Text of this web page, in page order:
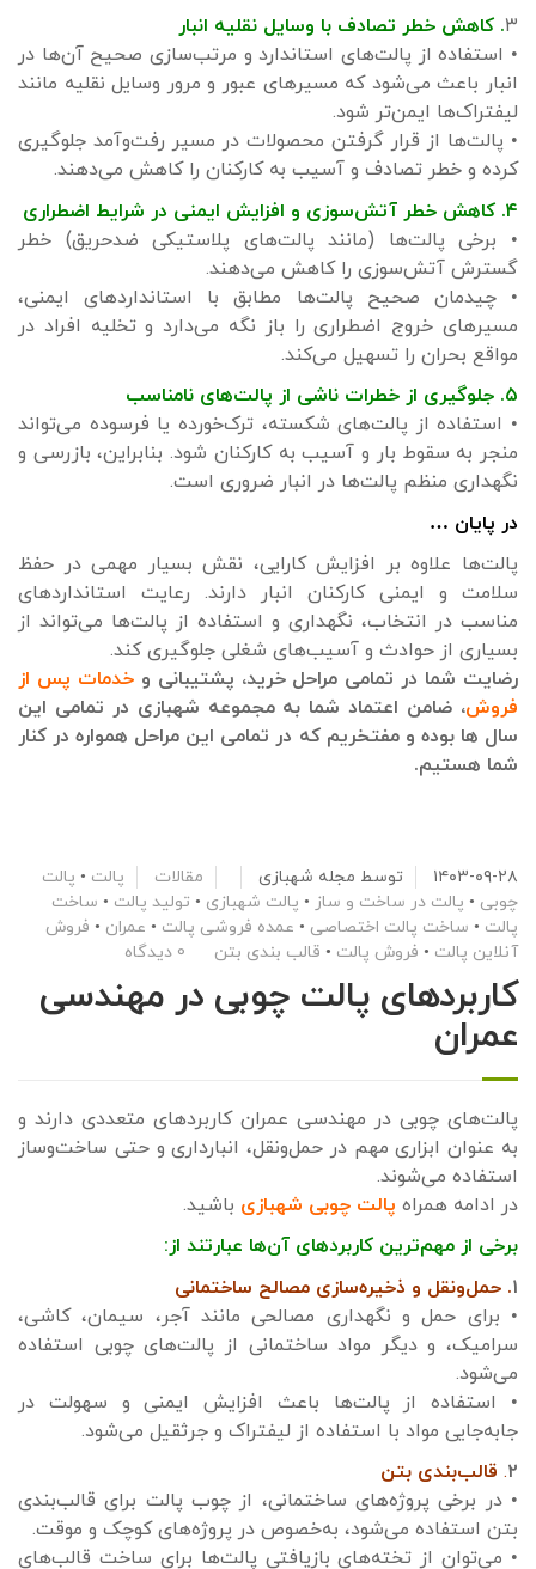
۳. کاهش خطر تصادف با وسایل نقلیه انبار
• استفاده از پالت‌های استاندارد و مرتب‌سازی صحیح آن‌ها در
انبار باعث می‌شود که مسیرهای عبور و مرور وسایل نقلیه مانند
لیفتراک‌ها ایمن‌تر شود.
• پالت‌ها از قرار گرفتن محصولات در مسیر رفت‌وآمد جلوگیری
کرده و خطر تصادف و آسیب به کارکنان را کاهش می‌دهند.
۴. کاهش خطر آتش‌سوزی و افزایش ایمنی در شرایط اضطراری
• برخی پالت‌ها (مانند پالت‌های پلاستیکی ضدحریق) خطر
گسترش آتش‌سوزی را کاهش می‌دهند.
• چیدمان صحیح پالت‌ها مطابق با استانداردهای ایمنی،
مسیرهای خروج اضطراری را باز نگه می‌دارد و تخلیه افراد در
مواقع بحران را تسهیل می‌کند.
۵. جلوگیری از خطرات ناشی از پالت‌های نامناسب
• استفاده از پالت‌های شکسته، ترک‌خورده یا فرسوده می‌تواند
منجر به سقوط بار و آسیب به کارکنان شود. بنابراین، بازرسی و
نگهداری منظم پالت‌ها در انبار ضروری است.
در پایان …
پالت‌ها علاوه بر افزایش کارایی، نقش بسیار مهمی در حفظ
سلامت و ایمنی کارکنان انبار دارند. رعایت استانداردهای
مناسب در انتخاب، نگهداری و استفاده از پالت‌ها می‌تواند از
بسیاری از حوادث و آسیب‌های شغلی جلوگیری کند.
رضایت شما در تمامی مراحل خرید، پشتیبانی وخدمات پس از
فروش، ضامن اعتماد شما به مجموعه شهبازی در تمامی این
سال ها بوده و مفتخریم که در تمامی این مراحل همواره در کنار
شما هستیم.
۱۴۰۳-۰۹-۲۸ توسط مجله شهبازی مقالات پالت • پالت
چوبی • پالت در ساخت و ساز • پالت شهبازی • تولید پالت • ساخت
پالت • ساخت پالت اختصاصی • عمده فروشی پالت • عمران • فروش
آنلاین پالت • فروش پالت • قالب بندی بتن 0 دیدگاه
کاربردهای پالت چوبی در مهندسی
عمران
پالت‌های چوبی در مهندسی عمران کاربردهای متعددی دارند و
به عنوان ابزاری مهم در حمل‌ونقل، انبارداری و حتی ساخت‌وساز
استفاده می‌شوند.
در ادامه همراه پالت چوبی شهبازی باشید.
برخی از مهم‌ترین کاربردهای آن‌ها عبارتند از:
۱. حمل‌ونقل و ذخیره‌سازی مصالح ساختمانی
• برای حمل و نگهداری مصالحی مانند آجر، سیمان، کاشی،
سرامیک، و دیگر مواد ساختمانی از پالت‌های چوبی استفاده
می‌شود.
• استفاده از پالت‌ها باعث افزایش ایمنی و سهولت در
جابه‌جایی مواد با استفاده از لیفتراک و جرثقیل می‌شود.
۲. قالب‌بندی بتن
• در برخی پروژه‌های ساختمانی، از چوب پالت برای قالب‌بندی
بتن استفاده می‌شود، به‌خصوص در پروژه‌های کوچک و موقت.
• می‌توان از تخته‌های بازیافتی پالت‌ها برای ساخت قالب‌های